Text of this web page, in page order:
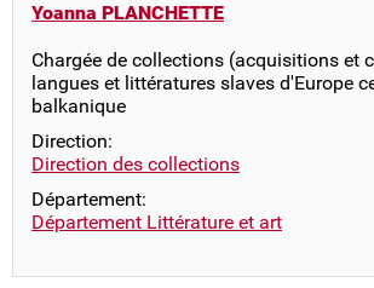
Yoanna PLANCHETTE
Chargée de collections (acquisitions et
langues et littératures slaves d'Europe
balkanique
Direction:
Direction des collections
Département:
Département Littérature et art